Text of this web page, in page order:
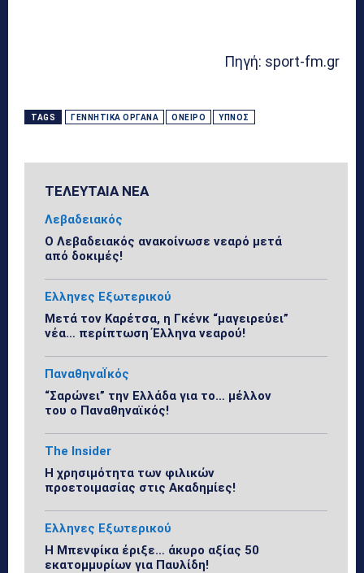
Πηγή: sport-fm.gr
TAGS ΓΕΝΝΗΤΙΚΆ ΌΡΓΑΝΑ ΌΝΕΙΡΟ ΎΠΝΟΣ
ΤΕΛΕΥΤΑΙΑ ΝΕΑ
Λεβαδειακός
Ο Λεβαδειακός ανακοίνωσε νεαρό μετά
από δοκιμές!
Ελληνες Εξωτερικού
Μετά τον Καρέτσα, η Γκένκ “μαγειρεύει”
νέα… περίπτωση Έλληνα νεαρού!
ΠαναθηναΪκός
“Σαρώνει” την Ελλάδα για το… μέλλον
του ο Παναθηναϊκός!
The Insider
Η χρησιμότητα των φιλικών
προετοιμασίας στις Ακαδημίες!
Ελληνες Εξωτερικού
Η Μπενφίκα έριξε… άκυρο αξίας 50
εκατομμυρίων για Παυλίδη!